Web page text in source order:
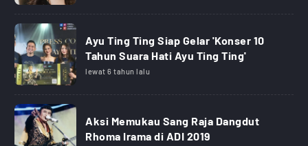
Ayu Ting Ting Siap Gelar 'Konser 10
Tahun Suara Hati Ayu Ting Ting'
lewat 6 tahun lalu
Aksi Memukau Sang Raja Dangdut
Rhoma Irama di ADI 2019